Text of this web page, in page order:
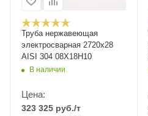
Труба нержавеющая
электросварная 2720х28
AISI 304 08Х18Н10
В наличии
Цена:
323 325 руб./т